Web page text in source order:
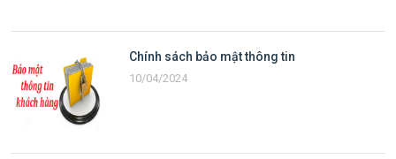
Chính sách bảo mật thông tin
10/04/2024